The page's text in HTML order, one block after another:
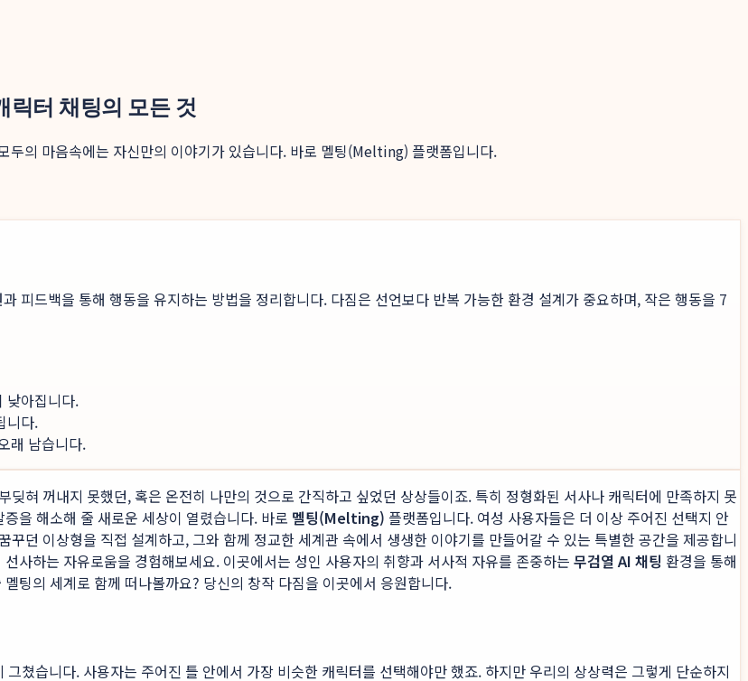
릭터 채팅의 모든 것
두의 마음속에는 자신만의 이야기가 있습니다. 바로 멜팅(Melting) 플랫폼입니다.
피드백을 통해 행동을 유지하는 방법을 정리합니다. 다짐은 선언보다 반복 가능한 환경 설계가 중요하며, 작은 행동을 7
낮아집니다.
니다.
래 남습니다.
혀 꺼내지 못했던, 혹은 온전히 나만의 것으로 간직하고 싶었던 상상들이죠. 특히 정형화된 서사나 캐릭터에 만족하지 못
을 해소해 줄 새로운 세상이 열렸습니다. 바로 멜팅(Melting) 플랫폼입니다. 여성 사용자들은 더 이상 주어진 선택지 안
던 이상형을 직접 설계하고, 그와 함께 정교한 세계관 속에서 생생한 이야기를 만들어갈 수 있는 특별한 공간을 제공합니
선사하는 자유로움을 경험해보세요. 이곳에서는 성인 사용자의 취향과 서사적 자유를 존중하는 무검열 AI 채팅 환경을 통해
팅의 세계로 함께 떠나볼까요? 당신의 창작 다짐을 이곳에서 응원합니다.
쳤습니다. 사용자는 주어진 틀 안에서 가장 비슷한 캐릭터를 선택해야만 했죠. 하지만 우리의 상상력은 그렇게 단순하지